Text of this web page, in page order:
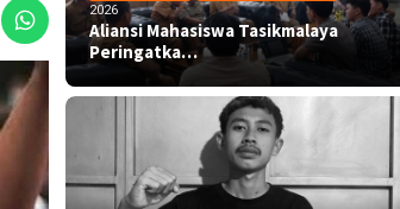
2026
Aliansi Mahasiswa Tasikmalaya
Peringatka…